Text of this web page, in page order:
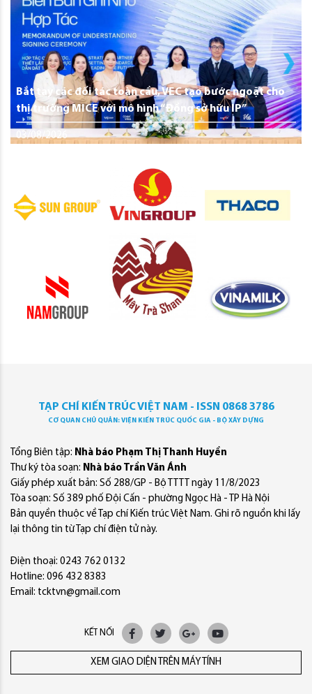
Bắt tay các đối tác toàn cầu, VEC tạo bước ngoặt cho
thị trường MICE với mô hình “Đồng sở hữu IP”
03/08/2026
TẠP CHÍ KIẾN TRÚC VIỆT NAM - ISSN 0868 3786
CƠ QUAN CHỦ QUẢN: VIỆN KIẾN TRÚC QUỐC GIA - BỘ XÂY DỰNG
Tổng Biên tập: Nhà báo Phạm Thị Thanh Huyền
Thư ký tòa soạn: Nhà báo Trần Văn Ánh
Giấy phép xuất bản: Số 288/GP - Bộ TTTT ngày 11/8/2023
Tòa soạn: Số 389 phố Đội Cấn - phường Ngọc Hà - TP Hà Nội
Bản quyền thuộc về Tạp chí Kiến trúc Việt Nam. Ghi rõ nguồn khi lấy
lại thông tin từ Tạp chí điện tử này.
Điện thoại: 0243 762 0132
Hotline: 096 432 8383
Email: tcktvn@gmail.com
KẾT NỐI
XEM GIAO DIỆN TRÊN MÁY TÍNH